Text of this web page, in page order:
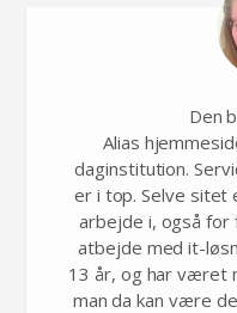
Den
Alias
daginstitution.
er i top. Selve
arbejde i, også for
atbejde med it-
13 år, og har været
man da kan være